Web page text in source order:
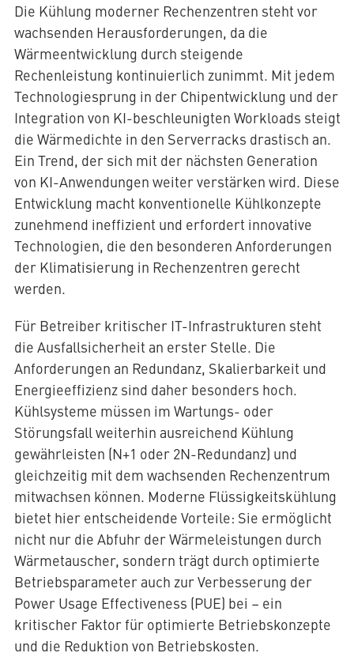
Die Kühlung moderner Rechenzentren steht vor
wachsenden Herausforderungen, da die
Wärmeentwicklung durch steigende
Rechenleistung kontinuierlich zunimmt. Mit jedem
Technologiesprung in der Chipentwicklung und der
Integration von KI-beschleunigten Workloads steigt
die Wärmedichte in den Serverracks drastisch an.
Ein Trend, der sich mit der nächsten Generation
von KI-Anwendungen weiter verstärken wird. Diese
Entwicklung macht konventionelle Kühlkonzepte
zunehmend ineffizient und erfordert innovative
Technologien, die den besonderen Anforderungen
der Klimatisierung in Rechenzentren gerecht
werden.
Für Betreiber kritischer IT-Infrastrukturen steht
die Ausfallsicherheit an erster Stelle. Die
Anforderungen an Redundanz, Skalierbarkeit und
Energieeffizienz sind daher besonders hoch.
Kühlsysteme müssen im Wartungs- oder
Störungsfall weiterhin ausreichend Kühlung
gewährleisten (N+1 oder 2N-Redundanz) und
gleichzeitig mit dem wachsenden Rechenzentrum
mitwachsen können. Moderne Flüssigkeitskühlung
bietet hier entscheidende Vorteile: Sie ermöglicht
nicht nur die Abfuhr der Wärmeleistungen durch
Wärmetauscher, sondern trägt durch optimierte
Betriebsparameter auch zur Verbesserung der
Power Usage Effectiveness (PUE) bei – ein
kritischer Faktor für optimierte Betriebskonzepte
und die Reduktion von Betriebskosten.